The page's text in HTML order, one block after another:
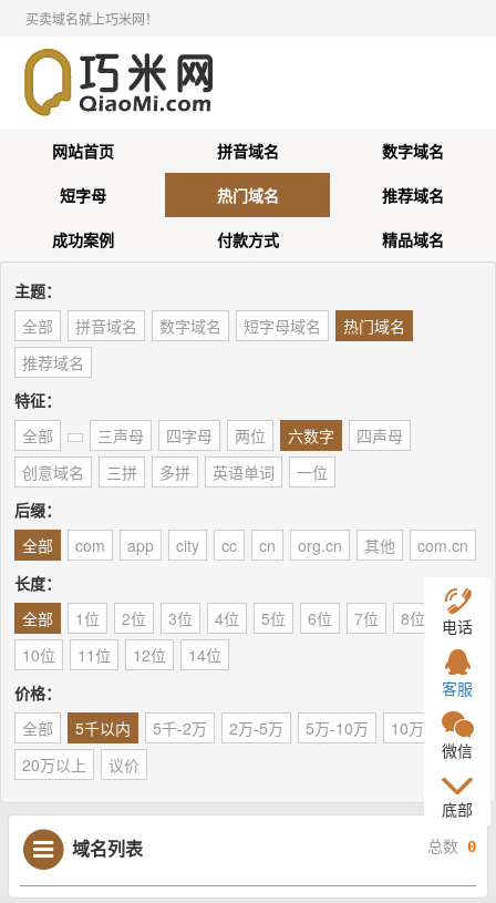
买卖域名就上巧米网！
网站首页 拼音域名
数字域名
短字母
热门域名
推荐域名
成功案例
付款方式 精品域名
主题：
全部
拼音域名 数字域名 短字母域名
热门域名
推荐域名
特征：
全部
三声母 四字母 两位 六数字
四声母
创意域名
三拼 多拼 英语单词
一位
后缀：
全部
com app city cc cn org.cn 其他
com.cn
长度：
全部
1位 2位 3位 4位 5位 6位 7位 8位
9位
10位
11位 12位
14位
价格：
全部
5千以内 5千-2万 2万-5万 5万-10万
10万-20万
20万以上
议价
域名列表 总数0
电话
客服
微信
底部